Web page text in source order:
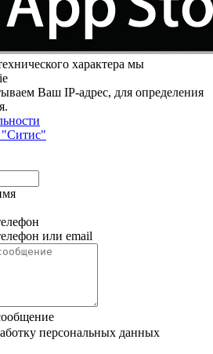
характера мы
Ваш IP-адрес, для определения
"Ситис"
или email
персональных данных